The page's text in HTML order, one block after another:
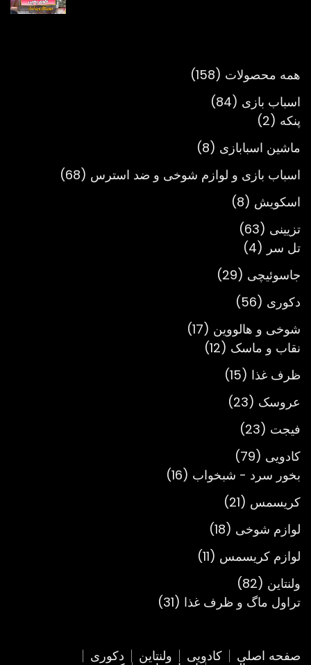
همه محصولات
158
158
اسباب بازی 84
84
پنکه 2
2
محصول
ماشین اسبابازی 8
8
اسباب بازی و لوازم شوخی و ضد استرس 68
68
اسکویش 8
8
تزیینی 63
63
محصول
تل سر 4
4
محصول
جاسوئیچی 29
29
دکوری 56
56
محصول
شوخی و هالووین 17
17
نقاب و ماسک 12
12
ظرف غذا 15
15
محصول
عروسک 23
23
فیجت 23
23
محصول
کادویی 79
79
محصول
بخور سرد - شبخواب 16
16
کریسمس 21
21
محصول
لوازم شوخی 18
18
محصول
لوازم کریسمس 11
11
ولنتاین 82
82
محصول
تراول ماگ و ظرف غذا 31
31
صفحه اصلی کادویی ولنتاین دکوری